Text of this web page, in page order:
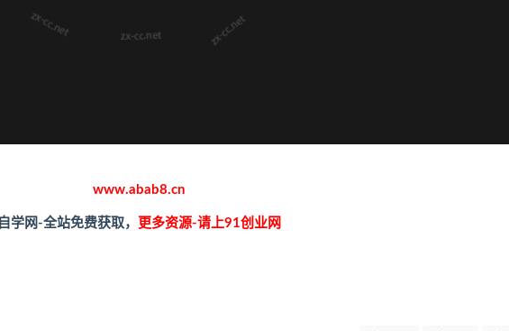
www.abab8.cn
自学网-全站免费获取， 更多资源-请上91创业网